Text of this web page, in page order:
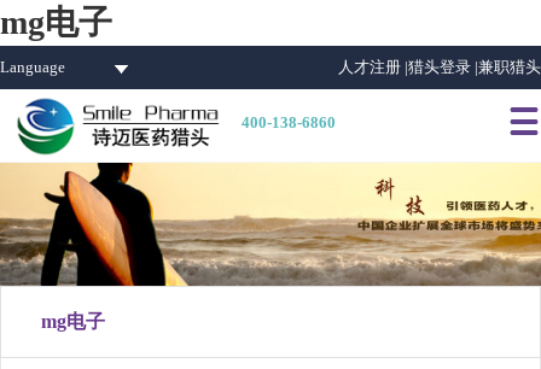
mg电子
Language 人才注册 |猎头登录 |兼职猎头
400-138-6860 
mg电子